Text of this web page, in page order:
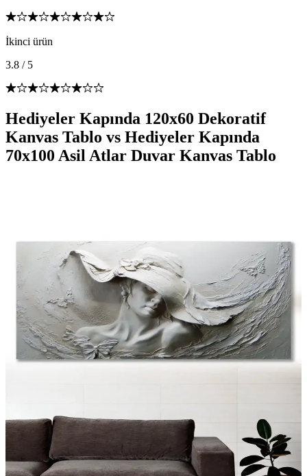
İkinci ürün
3.8 / 5
Hediyeler Kapında 120x60 Dekoratif
Kanvas Tablo vs Hediyeler Kapında
70x100 Asil Atlar Duvar Kanvas Tablo